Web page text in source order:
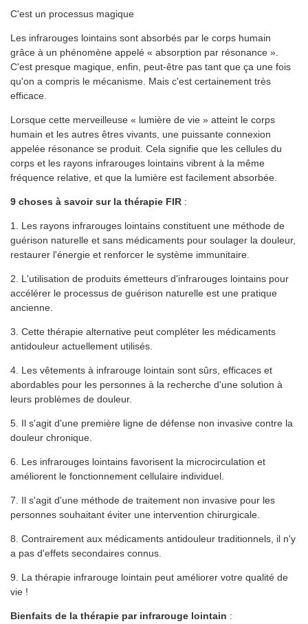
C'est un processus magique
Les infrarouges lointains sont absorbés par le corps humain
grâce à un phénomène appelé « absorption par résonance ».
C'est presque magique, enfin, peut-être pas tant que ça une fois
qu'on a compris le mécanisme. Mais c'est certainement très
efficace.
Lorsque cette merveilleuse « lumière de vie » atteint le corps
humain et les autres êtres vivants, une puissante connexion
appelée résonance se produit. Cela signifie que les cellules du
corps et les rayons infrarouges lointains vibrent à la même
fréquence relative, et que la lumière est facilement absorbée.
9 choses à savoir sur la thérapie FIR :
1. Les rayons infrarouges lointains constituent une méthode de
guérison naturelle et sans médicaments pour soulager la douleur,
restaurer l'énergie et renforcer le système immunitaire.
2. L'utilisation de produits émetteurs d'infrarouges lointains pour
accélérer le processus de guérison naturelle est une pratique
ancienne.
3. Cette thérapie alternative peut compléter les médicaments
antidouleur actuellement utilisés.
4. Les vêtements à infrarouge lointain sont sûrs, efficaces et
abordables pour les personnes à la recherche d'une solution à
leurs problèmes de douleur.
5. Il s'agit d'une première ligne de défense non invasive contre la
douleur chronique.
6. Les infrarouges lointains favorisent la microcirculation et
améliorent le fonctionnement cellulaire individuel.
7. Il s'agit d'une méthode de traitement non invasive pour les
personnes souhaitant éviter une intervention chirurgicale.
8. Contrairement aux médicaments antidouleur traditionnels, il n'y
a pas d'effets secondaires connus.
9. La thérapie infrarouge lointain peut améliorer votre qualité de
vie !
Bienfaits de la thérapie par infrarouge lointain :